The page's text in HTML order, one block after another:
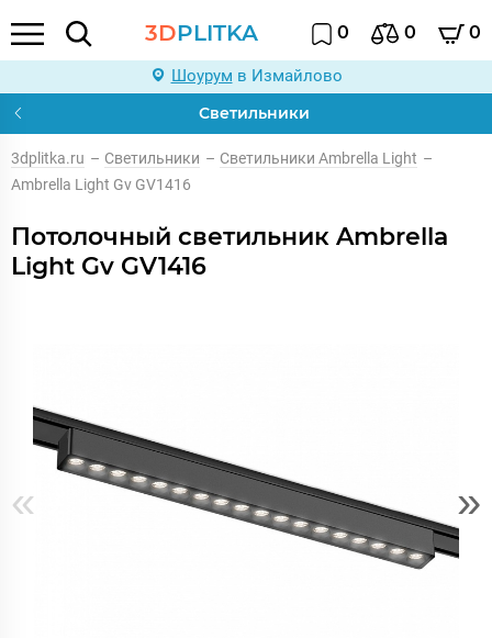
3DPLITKA 0 0 0
Шоурум в Измайлово
Светильники
3dplitka.ru – Светильники – Светильники Ambrella Light –
Ambrella Light Gv GV1416
Потолочный светильник Ambrella
Light Gv GV1416
« »